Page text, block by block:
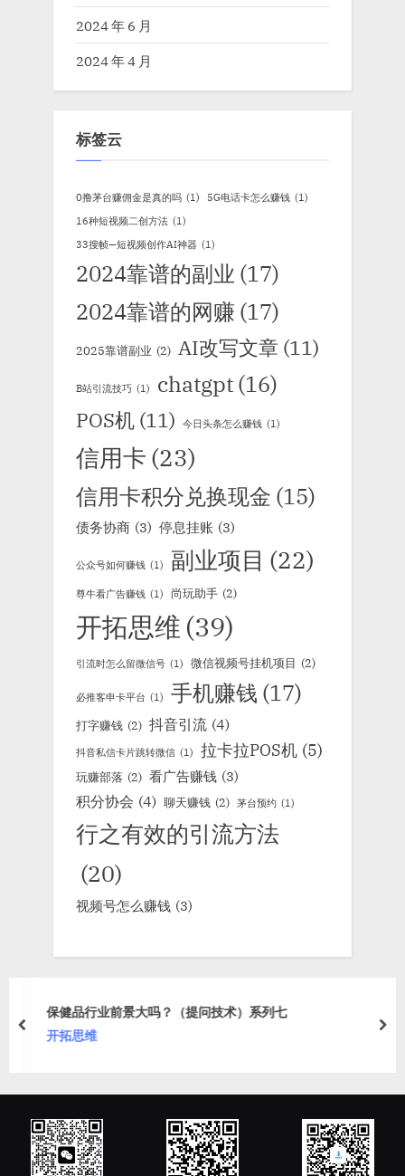
2024 年 6 月
2024 年 4 月
标签云
0撸茅台赚佣金是真的吗 (1) 5G电话卡怎么赚钱 (1)
16种短视频二创方法 (1)
33搜帧—短视频创作AI神器 (1)
2024靠谱的副业 (17)
2024靠谱的网赚 (17)
2025靠谱副业 (2) AI改写文章 (11)
B站引流技巧 (1) chatgpt(16)
POS机 (11) 今日头条怎么赚钱 (1)
信用卡 (23)
信用卡积分兑换现金 (15)
债务协商 (3) 停息挂账 (3)
公众号如何赚钱 (1) 副业项目 (22)
尊牛看广告赚钱 (1) 尚玩助手 (2)
开拓思维 (39)
引流时怎么留微信号 (1) 微信视频号挂机项目 (2)
必推客申卡平台 (1) 手机赚钱 (17)
打字赚钱 (2) 抖音引流 (4)
抖音私信卡片跳转微信 (1) 拉卡拉POS机 (5)
玩赚部落 (2) 看广告赚钱 (3)
积分协会 (4) 聊天赚钱 (2) 茅台预约 (1)
行之有效的引流方法
(20)
视频号怎么赚钱 (3)
保健品行业前景大吗？（提问技术）系列七
开拓思维
prev